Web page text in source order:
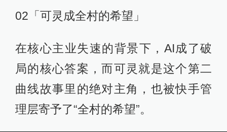
02「可灵成全村的希望」
在核心主业失速的背景下，AI成了破
局的核心答案，而可灵就是这个第二
曲线故事里的绝对主角，也被快手管
理层寄予了“全村的希望”。